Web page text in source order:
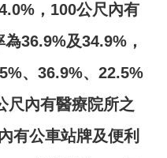
， 100公尺內有
為36.9%及34.9% ，
、 36.9%、 22.5%
尺內有醫療院所之
有公車站牌及便利